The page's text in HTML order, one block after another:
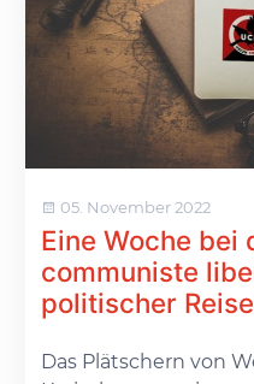
05. November 2022
Eine Woche bei
communiste
politischer
Das Plätschern von